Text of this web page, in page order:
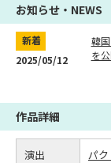
お知らせ・NEWS
新着
2025/05/12
韓
を
作品詳細
演出 パ